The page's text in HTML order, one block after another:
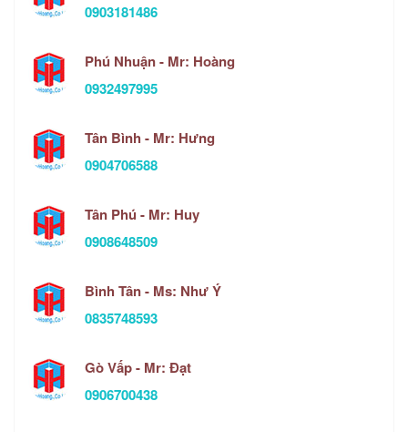
0903181486
Phú Nhuận - Mr: Hoàng
0932497995
Tân Bình - Mr: Hưng
0904706588
Tân Phú - Mr: Huy
0908648509
Bình Tân - Ms: Như Ý
0835748593
Gò Vấp - Mr: Đạt
0906700438